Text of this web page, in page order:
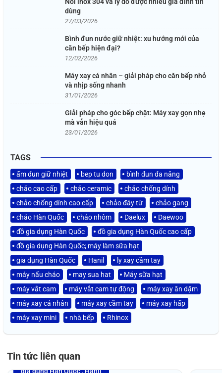
dùng
27/03/2026
Bình đun nước giữ nhiệt: xu hướng mới của
căn bếp hiện đại?
12/02/2026
Máy xay cá nhân – giải pháp cho căn bếp nhỏ
và nhịp sống nhanh
31/01/2026
Giải pháp cho góc bếp chật: Máy xay gọn nhẹ
mà vẫn hiệu quả
23/01/2026
TAGS
ấm đun giữ nhiệt bep tu don
bình đun đa năng
chảo cao cấp
chảo ceramic
chảo chống dính
chảo chống dính cao cấp
chảo đáy từ
chảo gang
chảo Hàn Quốc
chảo nhôm Daelux
Daewoo
đồ gia dụng Hàn Quốc
đồ gia dụng Hàn Quốc cao cấp
đồ gia dụng Hàn Quốc; máy làm sữa hạt
gia dụng Hàn Quốc
Hanil
ly xay cầm tay
máy nấu cháo
may sua hat
Máy sữa hạt
máy vắt cam
máy vắt cam tự động
máy xay ăn dặm
máy xay cá nhân
máy xay cầm tay
máy xay hấp
máy xay mini
nhà bếp Rhinox
Tin tức liên quan
gia dụng Hàn Quốc Hanil